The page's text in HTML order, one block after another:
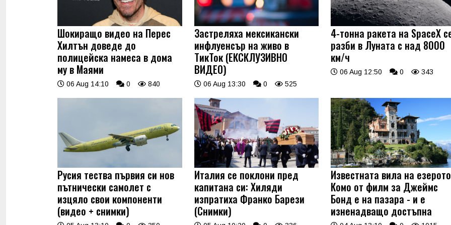
Шокиращо видео на Перес
Хилтън доведе до
полицейска намеса в дома
му в Маями
06 Aug 14:10 0 840
Застреляха мексикански
инфлуенсър на живо в
ТикТок (ЕКСКЛУЗИВНО
ВИДЕО)
06 Aug 13:30 0 525
4-тонна ракета на SpaceX
разби в Луната с над 8000
км/ч
06 Aug 12:50 0 343
Русия тества първия си нов
пътнически самолет с
изцяло свои компоненти
(видео + снимки)
Италия се поклони пред
капитана си: Хиляди
изпратиха Франко Барези
(Снимки)
Известната вила на езерото
Комо от филм за Джеймс
Бонд е на пазара - и е
изненадващо достъпна